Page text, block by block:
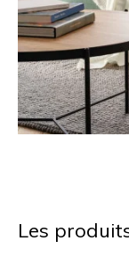
Les